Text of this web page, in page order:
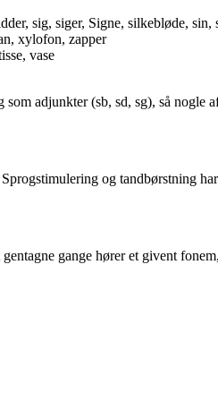
sig, siger, Signe, silkebløde, sin,
xylofon, zapper
vase
adjunkter (sb, sd, sg), så nogle
og tandbørstning
gange hører et givent